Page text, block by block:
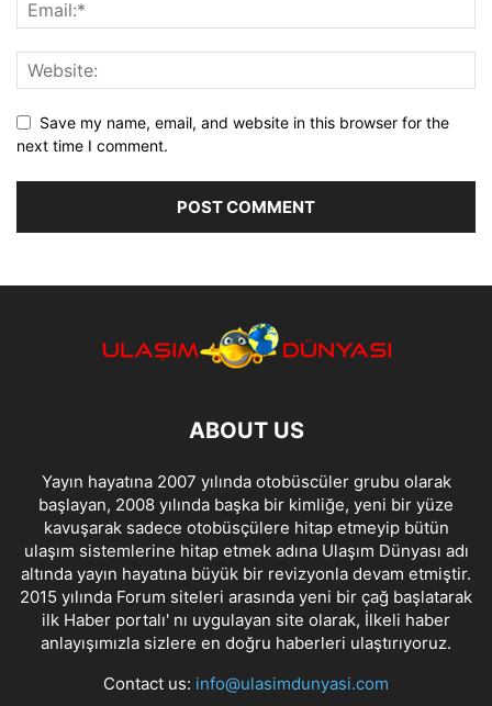
Save my name, email, and website in this browser for the
next time I comment.
ABOUT US
Yayın hayatına 2007 yılında otobüscüler grubu olarak
başlayan, 2008 yılında başka bir kimliğe, yeni bir yüze
kavuşarak sadece otobüsçülere hitap etmeyip bütün
ulaşım sistemlerine hitap etmek adına Ulaşım Dünyası adı
altında yayın hayatına büyük bir revizyonla devam etmiştir.
2015 yılında Forum siteleri arasında yeni bir çağ başlatarak
ilk Haber portalı' nı uygulayan site olarak, İlkeli haber
anlayışımızla sizlere en doğru haberleri ulaştırıyoruz.
Contact us: info@ulasimdunyasi.com